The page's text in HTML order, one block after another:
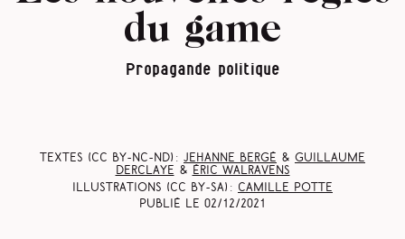
du game
Propagande politique
Textes (CC BY-NC-ND) : Jehanne Bergé & Guillaume
Derclaye &
Éric Walravens
Illustrations (CC BY-SA) : Camille Potte
Publié le 02/12/2021